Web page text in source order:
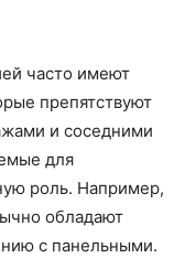
часто имеют
препятствуют
и соседними
для
роль. Например,
обладают
с панельными.